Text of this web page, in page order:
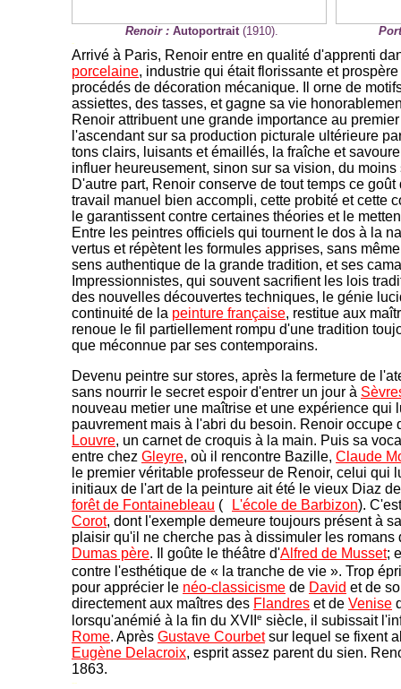
Renoir : Autoportrait(1910).
-
Arrivé à Paris, Renoir entre en qualité d'apprenti
porcelaine, industrie qui était florissante et
procédés de décoration mécanique. Il orne de
assiettes, des tasses, et gagne sa vie
Renoir attribuent une grande importance au
l'ascendant sur sa production picturale ultérieure
tons clairs, luisants et émaillés, la fraîche et
influer heureusement, sinon sur sa vision, du
D'autre part, Renoir conserve de tout temps ce
travail manuel bien accompli, cette probité et cette
le garantissent contre certaines théories et le
Entre les peintres officiels qui tournent le dos à la
vertus et répètent les formules apprises, sans
sens authentique de la grande tradition, et ses
Impressionnistes, qui souvent sacrifient les lois
des nouvelles découvertes techniques, le génie
continuité de la peinture française, restitue aux
renoue le fil partiellement rompu d'une tradition
que méconnue par ses contemporains.
Devenu peintre sur stores, après la fermeture de
sans nourrir le secret espoir d'entrer un jour à
nouveau metier une maîtrise et une expérience qui
pauvrement mais à l'abri du besoin. Renoir occupe
Louvre, un carnet de croquis à la main. Puis sa
entre chez Gleyre, où il rencontre Bazille, Claude
le premier véritable professeur de Renoir, celui qui
initiaux de l'art de la peinture ait été le vieux Diaz
forêt de Fontainebleau ( L'école de Barbizon).
Corot, dont l'exemple demeure toujours présent à
plaisir qu'il ne cherche pas à dissimuler les romans
Dumas père. Il goûte le théâtre d'Alfred de Musset;
contre l'esthétique de « la tranche de vie ». Trop
pour apprécier le néo-classicisme de David et de
directement aux maîtres des Flandres et de Venise
lorsqu'anémié à la fin du XVII
e siècle, il subissait
Rome. Après Gustave Courbetsur lequel se fixent
Eugène Delacroix, esprit assez parent du sien.
1863.
--